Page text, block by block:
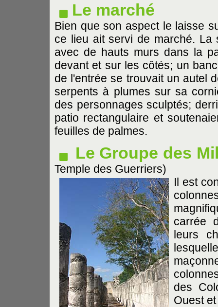
Le marché
Bien que son aspect le laisse
ce lieu ait servi de marché. La
avec de hauts murs dans la
devant et sur les côtés; un
de l'entrée se trouvait un autel
serpents à plumes sur sa
des personnages sculptés;
patio rectangulaire et
feuilles de palmes.
Le Groupe des
Temple des Guerriers)
Il est
carrée
leurs
des
Ouest